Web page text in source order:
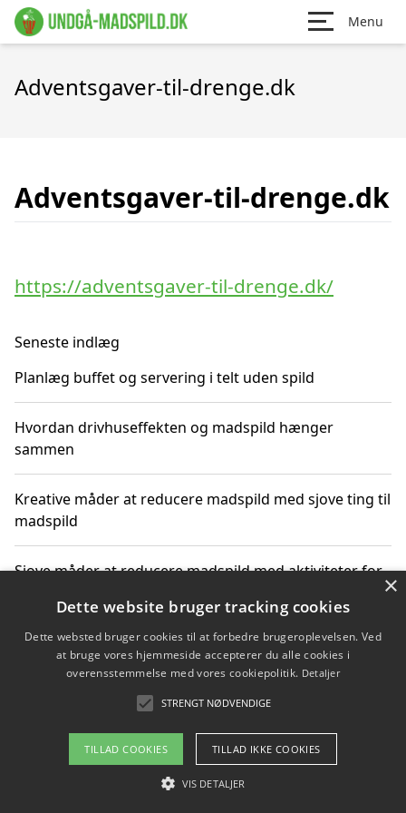
Menu
Adventsgaver-til-drenge.dk
Adventsgaver-til-drenge.dk
https://adventsgaver-til-drenge.dk/
Seneste indlæg
Planlæg buffet og servering i telt uden spild
Hvordan drivhuseffekten og madspild hænger
sammen
Kreative måder at reducere madspild med sjove ting til
madspild
Sjove måder at reducere madspild med aktiviteter for
Hvor finder jeg nemme måltidskasser i Vejle
Om / kontakt
Blog Betingelser
×
Dette website bruger tracking cookies
Dette websted bruger cookies til at forbedre brugeroplevelsen. Ved
at bruge vores hjemmeside accepterer du alle cookies i
overensstemmelse med vores cookiepolitik. Detaljer
STRENGT NØDVENDIGE
TILLAD COOKIES TILLAD IKKE COOKIES
VIS DETALJER